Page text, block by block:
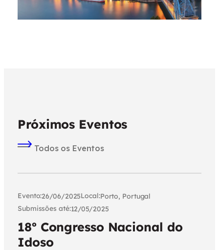
Próximos Eventos
Todos os Eventos
Evento:26/06/2025Local:Porto, Portugal
Submissões até:12/05/2025
18º Congresso Nacional do
Idoso